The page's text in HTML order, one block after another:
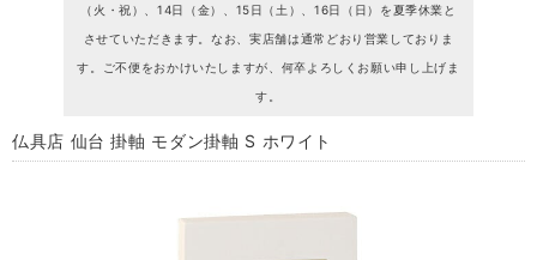
（火・祝）、14日（金）、15日（土）、16日（日）を夏季休業と
させていただきます。なお、実店舗は通常どおり営業しておりま
す。ご不便をおかけいたしますが、何卒よろしくお願い申し上げま
す。
仏具店 仙台 掛軸 モダン掛軸 S ホワイト